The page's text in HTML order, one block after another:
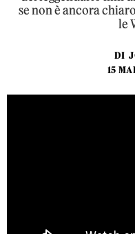
se non è ancora
le
DI
15